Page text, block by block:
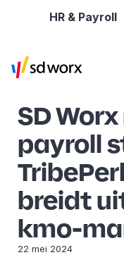
HR & Payroll
SD
payroll
breidt
kmo-
22 mei 2024